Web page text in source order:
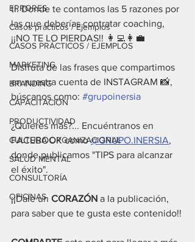
ERRORES
Casos prácticos / Ejemplos
CASOS PRÁCTICOS / EJEMPLOS
MARKETING
BRANDING
CAPACITACIÓN
PRODUCTIVIDAD
CULTURA ORGANIZACIONAL
SALUD MENTAL
CONSULTORÍA
OFICINAS
tí. Donde te contamos las 5 razones por
las que deberías contratar coaching,
¡¡NO TE LO PIERDAS!! 👩‍💻👩‍💼
Disfruta de las frases que compartimos
en nuestra cuenta de INSTAGRAM 📸,
búscanos como: #grupoinersia
¿Quieres más?... Encuéntranos en
FACEBOOK como @GRUPO.INERSIA,
donde publicamos "TIPS para alcanzar
el éxito".
¡¡Dale un CORAZÓN a la publicación,
para saber que te gusta este contenido!!